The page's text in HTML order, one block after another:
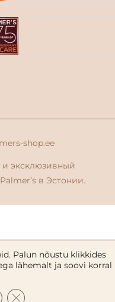
shop.ee
эксклюзивный
в Эстонии.
Palun nõustu klikkides
lähemalt ja soovi korral
CLOSE GDPR COOKIE